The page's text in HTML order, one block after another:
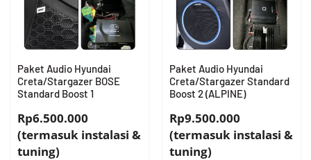
Paket Audio Hyundai
Creta/Stargazer BOSE
Standard Boost 1
Rp6.500.000
(termasuk instalasi &
tuning)
Paket Audio Hyundai
Creta/Stargazer Standard
Boost 2 (ALPINE)
Rp9.500.000
(termasuk instalasi &
tuning)